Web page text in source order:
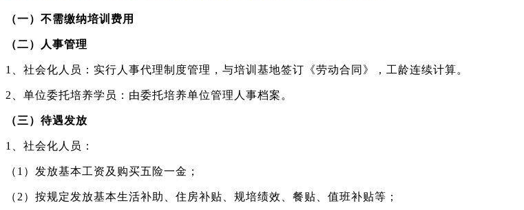
（一）不需缴纳培训费用
（二）人事管理
1、社会化人员：实行人事代理制度管理，与培训基地签订《劳动合同》，工龄连续计算。
2、单位委托培养学员：由委托培养单位管理人事档案。
（三）待遇发放
1、社会化人员：
（1）发放基本工资及购买五险一金；
（2）按规定发放基本生活补助、住房补贴、规培绩效、餐贴、值班补贴等；